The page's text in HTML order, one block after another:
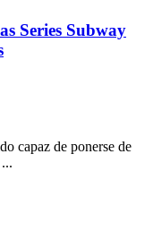
Series Subway
capaz de ponerse de